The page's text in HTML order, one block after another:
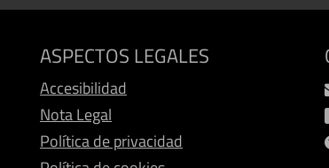
ASPECTOS LEGALES
Accesibilidad
Nota Legal
Política de privacidad